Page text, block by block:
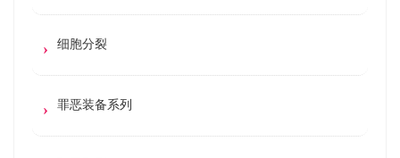
细胞分裂
罪恶装备系列